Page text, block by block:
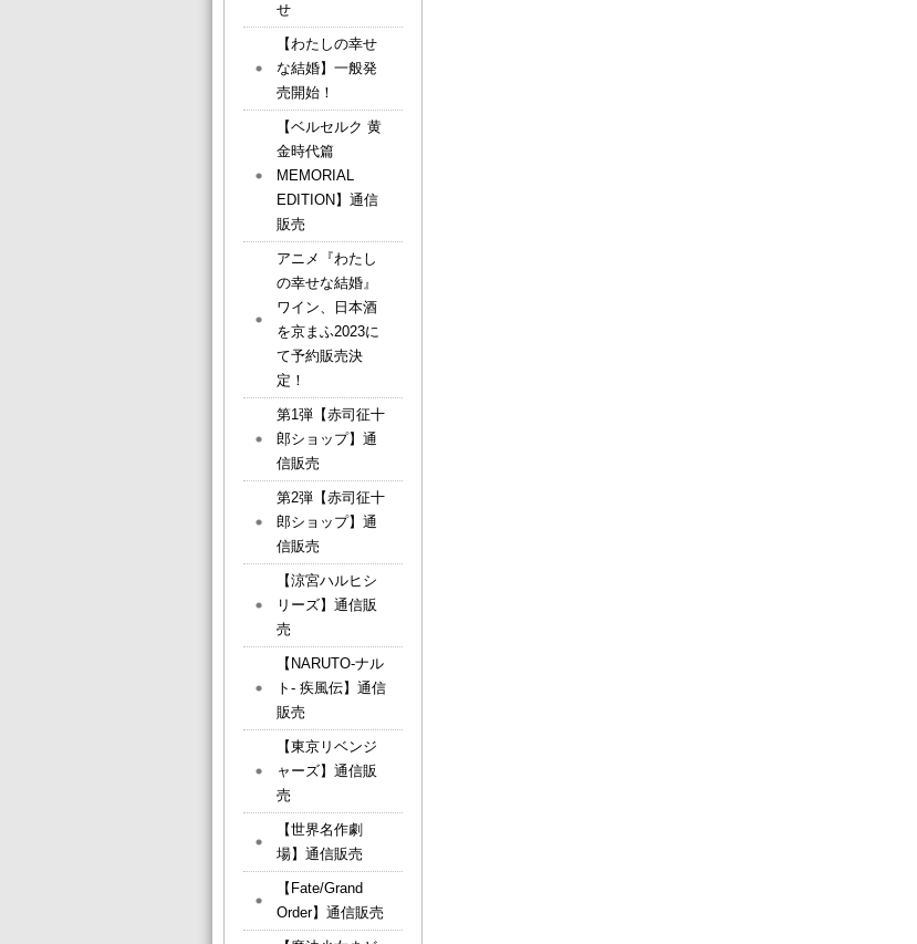
せ
【わたしの幸せ
な結婚】一般発
売開始！
【ベルセルク 黄
金時代篇
MEMORIAL
EDITION】通信
販売
アニメ『わたし
の幸せな結婚』
ワイン、日本酒
を京まふ2023に
て予約販売決
定！
第1弾【赤司征十
郎ショップ】通
信販売
第2弾【赤司征十
郎ショップ】通
信販売
【涼宮ハルヒシ
リーズ】通信販
売
【NARUTO-ナル
ト- 疾風伝】通信
販売
【東京リベンジ
ャーズ】通信販
売
【世界名作劇
場】通信販売
【Fate/Grand
Order】通信販売